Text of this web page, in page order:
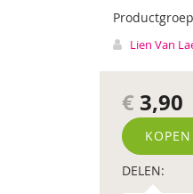
Productgroep
Lien Van
€ 3,90
KOPEN
DELEN: